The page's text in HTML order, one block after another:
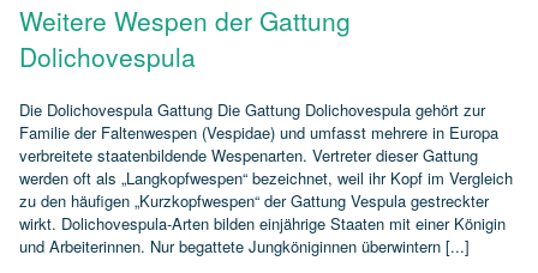
Weitere Wespen der Gattung
Dolichovespula
Die Dolichovespula Gattung Die Gattung Dolichovespula gehört zur
Familie der Faltenwespen (Vespidae) und umfasst mehrere in Europa
verbreitete staatenbildende Wespenarten. Vertreter dieser Gattung
werden oft als „Langkopfwespen“ bezeichnet, weil ihr Kopf im Vergleich
zu den häufigen „Kurzkopfwespen“ der Gattung Vespula gestreckter
wirkt. Dolichovespula‑Arten bilden einjährige Staaten mit einer Königin
und Arbeiterinnen. Nur begattete Jungköniginnen überwintern [...]